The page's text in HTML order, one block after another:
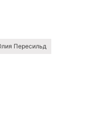
Пересильд